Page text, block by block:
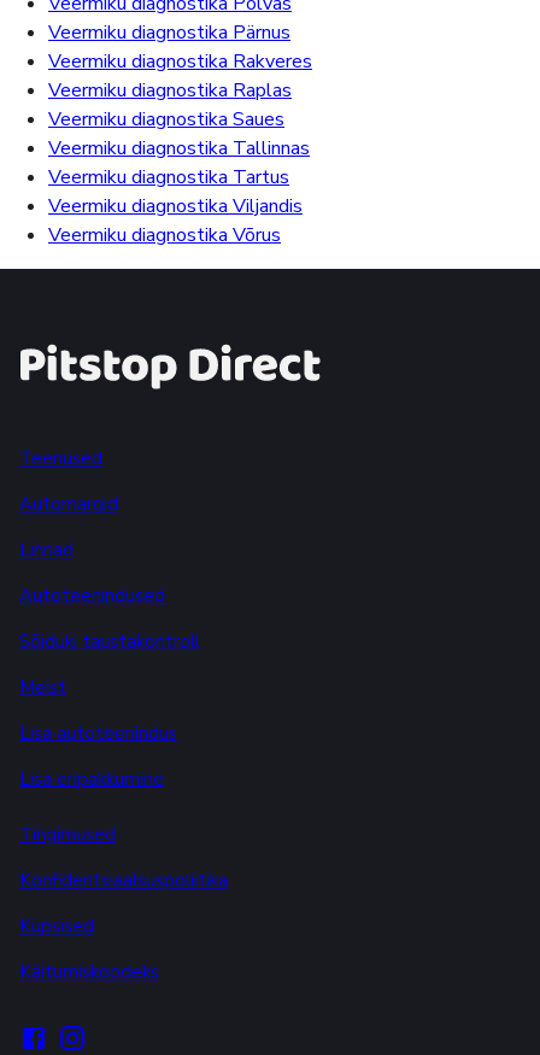
Veermiku diagnostika Pärnus
Veermiku diagnostika Rakveres
Veermiku diagnostika Raplas
Veermiku diagnostika Saues
Veermiku diagnostika Tallinnas
Veermiku diagnostika Tartus
Veermiku diagnostika Viljandis
Veermiku diagnostika Võrus
Teenused
Automargid
Linnad
Autoteenindused
Sõiduki taustakontroll
Meist
Lisa autoteenindus
Lisa eripakkumine
Tingimused
Konfidentsiaalsuspoliitika
Küpsised
Käitumiskoodeks